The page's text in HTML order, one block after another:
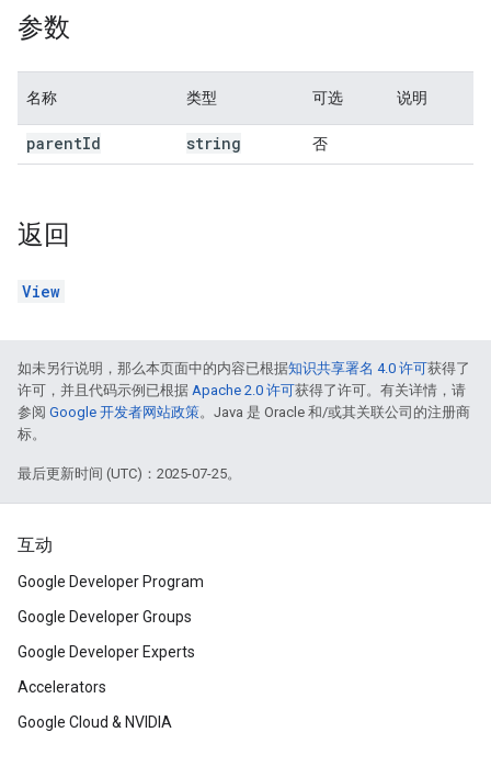
参数
名称 类型 可选 说明
parentId string 否
返回
View
如未另行说明，那么本页面中的内容已根据知识共享署名 4.0 许可获得了
许可，并且代码示例已根据 Apache 2.0 许可获得了许可。有关详情，请
参阅 Google 开发者网站政策。Java 是 Oracle 和/或其关联公司的注册商
标。
最后更新时间 (UTC)：2025-07-25。
互动
Google Developer Program
Google Developer Groups
Google Developer Experts
Accelerators
Google Cloud & NVIDIA